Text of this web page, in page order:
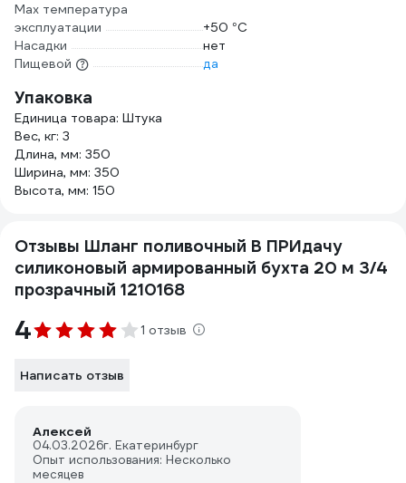
Мах температура
эксплуатации
+50 °С
Насадки
нет
Пищевой
да
Упаковка
Единица товара: Штука
Вес, кг: 3
Длина, мм: 350
Ширина, мм: 350
Высота, мм: 150
Отзывы Шланг поливочный В ПРИдачу
силиконовый армированный бухта 20 м 3/4
прозрачный 1210168
4 1 отзыв
Написать отзыв
Алексей
04.03.2026г. Екатеринбург
Опыт использования: Несколько
месяцев